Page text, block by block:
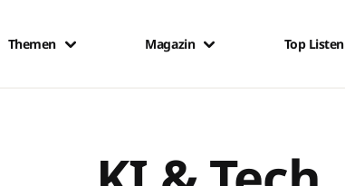
Themen Magazin Top Listen